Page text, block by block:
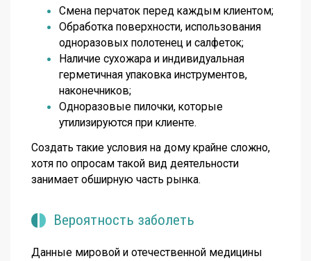
Смена перчаток перед каждым клиентом;
Обработка поверхности, использования
одноразовых полотенец и салфеток;
Наличие сухожара и индивидуальная
герметичная упаковка инструментов,
наконечников;
Одноразовые пилочки, которые
утилизируются при клиенте.
Создать такие условия на дому крайне сложно,
хотя по опросам такой вид деятельности
занимает обширную часть рынка.
Вероятность заболеть
Данные мировой и отечественной медицины